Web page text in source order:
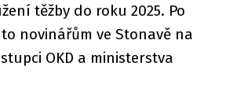
těžby do roku 2025. Po
novinářům ve Stonavě na
OKD a ministerstva